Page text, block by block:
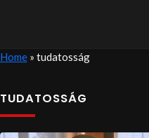
Home» tudatosság
TUDATOSSÁG